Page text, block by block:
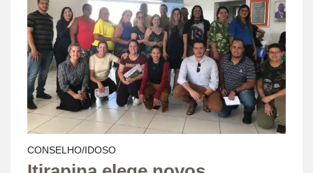
CONSELHO/IDOSO